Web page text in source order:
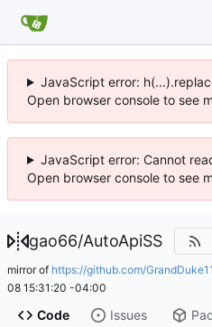
JavaScript error:
Open browser console to see
JavaScript error: Cannot
Open browser console to see
gao66/AutoApiSS
mirror of https://github.com/
08 15:31:20 -04:00
Code Issues